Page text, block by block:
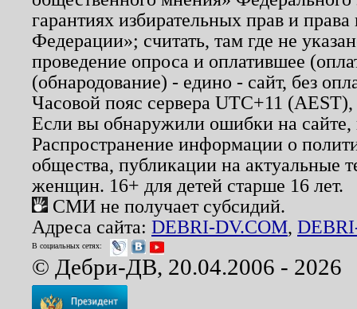
гарантиях избирательных прав и
Федерации»; считать, там где не
проведение опроса и оплатившее
(обнародование) - едино - сайт, без
Часовой пояс сервера UTC+11
Если вы обнаружили ошибки на
Распространение информации о
общества, публикации на актуальные
женщин. 16+ для детей старше 16 лет.
СМИ не получает субсидий.
Адреса сайта: DEBRI-DV.COM,
В социальных сетях:
© Дебри-ДВ, 20.04.2006 - 2026